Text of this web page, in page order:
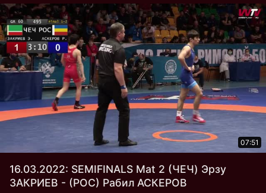
07:51
16.03.2022: SEMIFINALS Mat 2 (ЧЕЧ) Эрзу
ЗАКРИЕВ - (РОС) Рабил АСКЕРОВ